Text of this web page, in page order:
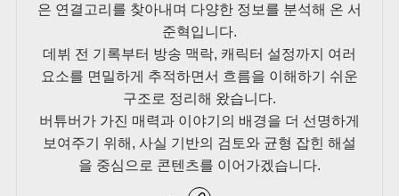
은 연결고리를 찾아내며 다양한 정보를 분석해 온 서
준혁입니다.
데뷔 전 기록부터 방송 맥락, 캐릭터 설정까지 여러
요소를 면밀하게 추적하면서 흐름을 이해하기 쉬운
구조로 정리해 왔습니다.
버튜버가 가진 매력과 이야기의 배경을 더 선명하게
보여주기 위해, 사실 기반의 검토와 균형 잡힌 해설
을 중심으로 콘텐츠를 이어가겠습니다.